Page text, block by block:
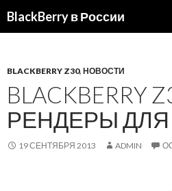
BlackBerry в России
BLACKBERRY Z30, НОВОСТИ
BLACKBERRY
РЕНДЕРЫ
19 СЕНТЯБРЯ 2013 ADMIN